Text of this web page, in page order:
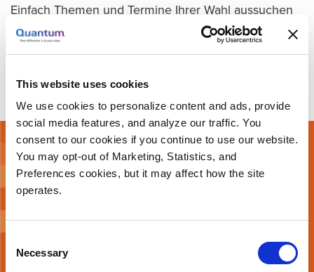
This website uses cookies
We use cookies to personalize content and ads, provide
social media features, and analyze our traffic. You
consent to our cookies if you continue to use our website.
You may opt-out of Marketing, Statistics, and
Preferences cookies, but it may affect how the site
operates.
Selection
Necessary
Einfach Themen und Termine Ihrer Wahl aussuchen
und registrieren. Sie haben auch die Möglichkeit ein
persönliches Gespräch mit unseren Führungskräften
oder Technik zu vereinbaren.
ZUR REGISTRIERUNG